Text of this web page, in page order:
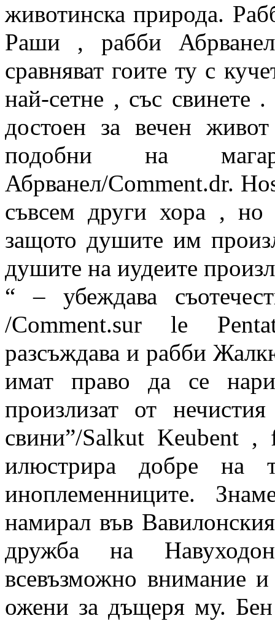
животинска природа.
Раши , рабби
сравняват гоите ту с
най-сетне , със свинете
достоен за вечен
подобни на
Абрванел/Comment.dr.
съвсем други хора , но
защото душите им
душите на иудеите
“ – убеждава
/Comment.sur le
разсъждава и рабби
имат право да се
произлизат от
свини”/Salkut Keubent ,
илюстрира добре на
иноплеменниците.
намирал във
дружба на
всевъзможно внимание
ожени за дъщеря му.